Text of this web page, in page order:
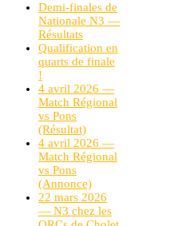
Demi-finales de
Nationale N3 —
Résultats
Qualification en
quarts de finale
!
4 avril 2026 —
Match Régional
vs Pons
(Résultat)
4 avril 2026 —
Match Régional
vs Pons
(Annonce)
22 mars 2026
— N3 chez les